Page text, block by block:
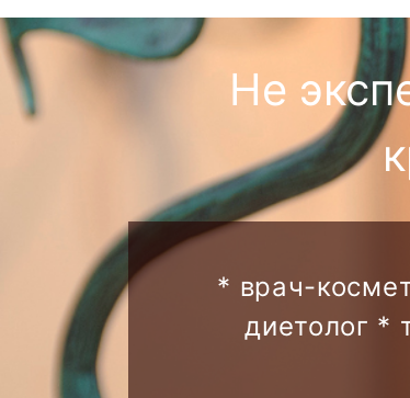
Не
* врач-
диетолог *